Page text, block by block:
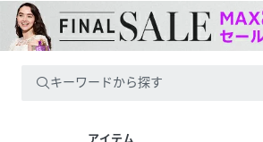
キーワードから探す
アイテム